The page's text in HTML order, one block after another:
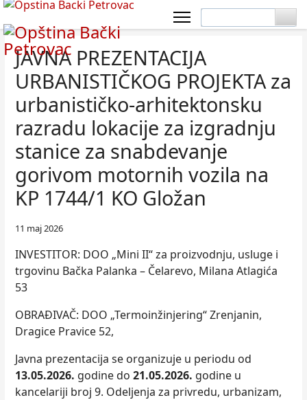
JAVNA PREZENTACIJA
URBANISTIČKOG PROJEKTA za
urbanističko-arhitektonsku
razradu lokacije za izgradnju
stanice za snabdevanje
gorivom motornih vozila na
KP 1744/1 KO Gložan
11 maj 2026
INVESTITOR: DOO „Mini II“ za proizvodnju, usluge i
trgovinu Bačka Palanka – Čelarevo, Milana Atlagića
53
OBRAĐIVAČ: DOO „Termoinžinjering“ Zrenjanin,
Dragice Pravice 52,
Javna prezentacija se organizuje u periodu od
13.05.2026. godine do 21.05.2026. godine u
kancelariji broj 9. Odeljenja za privredu, urbanizam,